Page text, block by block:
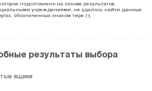
подготовлено на основе результатов,
учреждениями, не удалось найти данные
обозначенных знаком тире (-).
результаты выбора
ящики